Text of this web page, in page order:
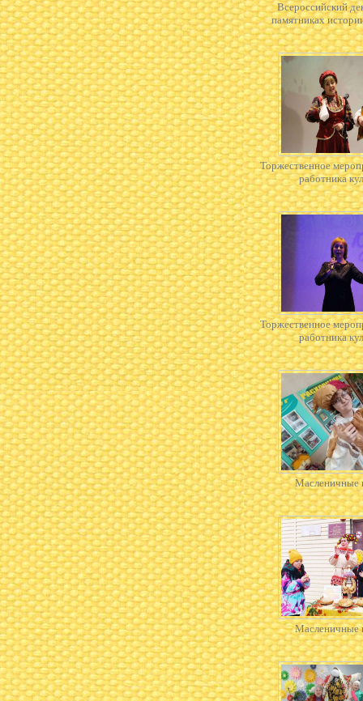
Всероссийский
памятниках
Торжественное
работника
Торжественное
работника
Масленичные
Масленичные